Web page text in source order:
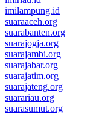
imilampung.id
suaraaceh.org
suarabanten.org
suarajogja.org
suarajambi.org
suarajabar.org
suarajatim.org
suarajateng.org
suarariau.org
suarasumut.org